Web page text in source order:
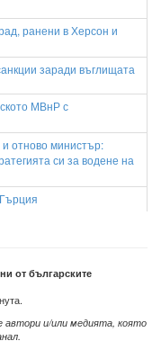
ранени в Херсон и
заради въглищата
МВнР с
отново министър:
си за водене на
втора сватбена
от българските
и/или медията, която